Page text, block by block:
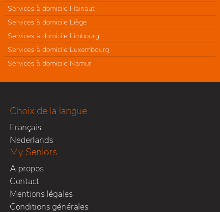
Services à domicile Hainaut
Services à domicile Liège
Services à domicile Limbourg
Services à domicile Luxembourg
Services à domicile Namur
Choix de la langue
Français
Nederlands
My Seniors
A propos
Contact
Mentions légales
Conditions générales